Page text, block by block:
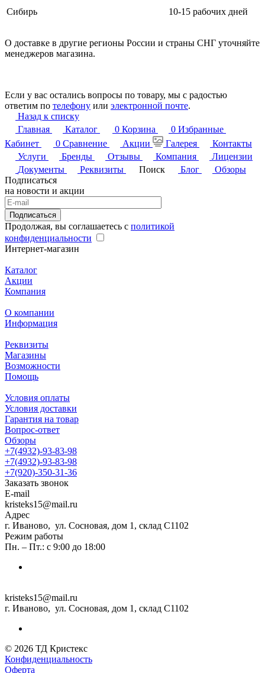
Сибирь 10-15 рабочих дней
О доставке в другие регионы России и страны СНГ уточняйте
менеджеров магазина.
Если у вас остались вопросы по товару, мы с радостью
ответим по телефону или электронной почте.
Назад к списку
Главная
Каталог 0 Корзина 0 Избранные
Кабинет
0 Сравнение Акции Галерея
Контакты
Услуги
Бренды Отзывы Компания
Лицензии
Документы
Реквизиты Поиск Блог
Обзоры
Подписаться
на новости и акции
Подписаться
Продолжая, вы соглашаетесь с политикой
конфиденциальности
Интернет-магазин
Каталог
Акции
Компания
О компании
Информация
Реквизиты
Магазины
Возможности
Помощь
Условия оплаты
Условия доставки
Гарантия на товар
Вопрос-ответ
Обзоры
+7(4932)-93-83-98
+7(4932)-93-83-98
+7(920)-350-31-36
Заказать звонок
E-mail
kristeks15@mail.ru
Адрес
г. Иваново, ул. Сосновая, дом 1, склад С1102
Режим работы
Пн. – Пт.: с 9:00 до 18:00
kristeks15@mail.ru
г. Иваново, ул. Сосновая, дом 1, склад С1102
© 2026 ТД Кристекс
Конфиденциальность
Оферта